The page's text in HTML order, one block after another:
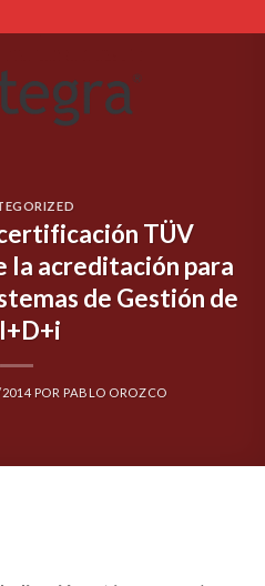
TÜV
la acreditación para
de Gestión de
POR PABLO OROZCO